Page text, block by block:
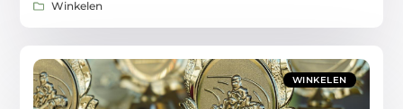
Winkelen
WINKELEN